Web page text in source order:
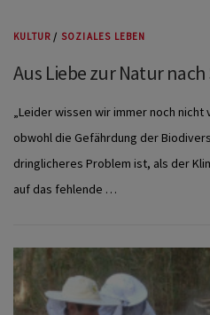
KULTUR / SOZIALES LEBEN
Aus Liebe zur Natur nach
„Leider wissen wir immer noch
obwohl die Gefährdung der
dringlicheres Problem ist, als der
auf das fehlende …